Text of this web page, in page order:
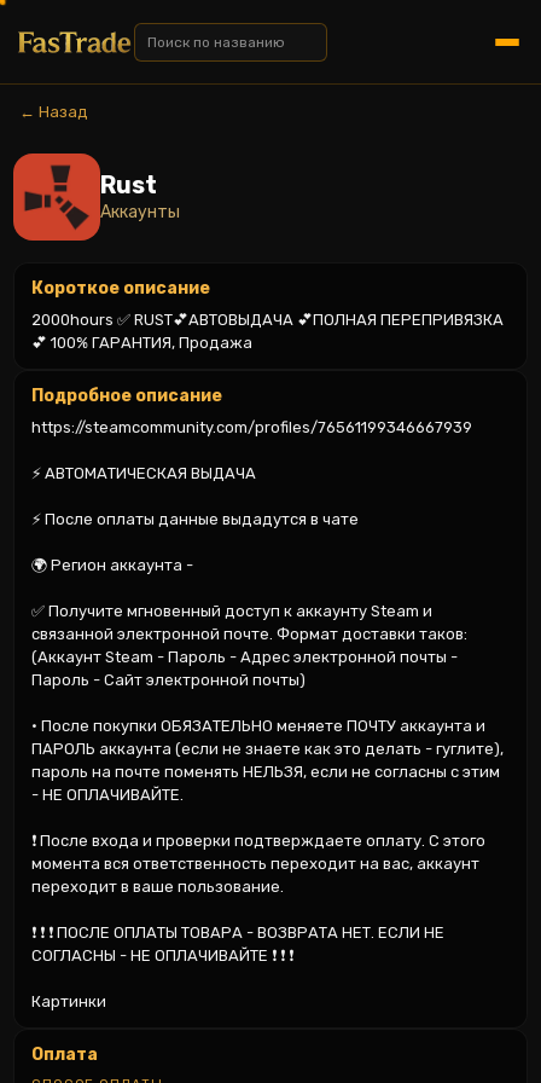
← Назад
Rust
Аккаунты
Короткое описание
2000hours ✅ RUST💕АВТОВЫДАЧА 💕ПОЛНАЯ ПЕРЕПРИВЯЗКА
💕 100% ГАРАНТИЯ, Продажа
Подробное описание
https://steamcommunity.com/profiles/76561199346667939
⚡ АВТОМАТИЧЕСКАЯ ВЫДАЧА
⚡ После оплаты данные выдадутся в чате
🌍 Регион аккаунта -
✅ Получите мгновенный доступ к аккаунту Steam и
связанной электронной почте. Формат доставки таков:
(Аккаунт Steam - Пароль - Адрес электронной почты -
Пароль - Сайт электронной почты)
• После покупки ОБЯЗАТЕЛЬНО меняете ПОЧТУ аккаунта и
ПАРОЛЬ аккаунта (если не знаете как это делать - гуглите),
пароль на почте поменять НЕЛЬЗЯ, если не согласны с этим
- НЕ ОПЛАЧИВАЙТЕ.
❗ После входа и проверки подтверждаете оплату. С этого
момента вся ответственность переходит на вас, аккаунт
переходит в ваше пользование.
❗ ❗ ❗ ПОСЛЕ ОПЛАТЫ ТОВАРА - ВОЗВРАТА НЕТ. ЕСЛИ НЕ
СОГЛАСНЫ - НЕ ОПЛАЧИВАЙТЕ ❗ ❗ ❗
Картинки
Оплата